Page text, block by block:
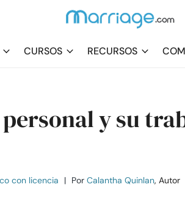
CURSOS RECURSOS
y su
con licencia | Por Calantha Quinlan, Autor